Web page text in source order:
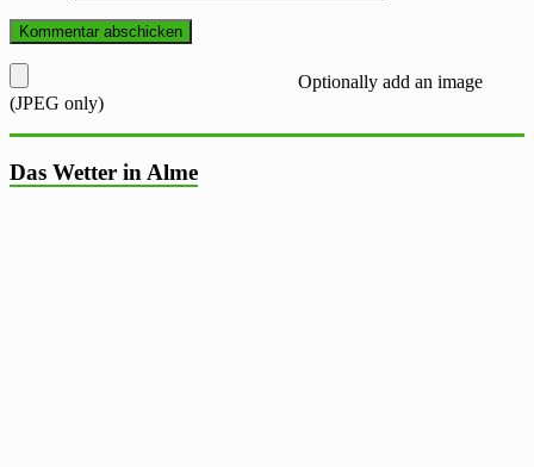
Optionally add an image
(JPEG only)
Das Wetter in Alme